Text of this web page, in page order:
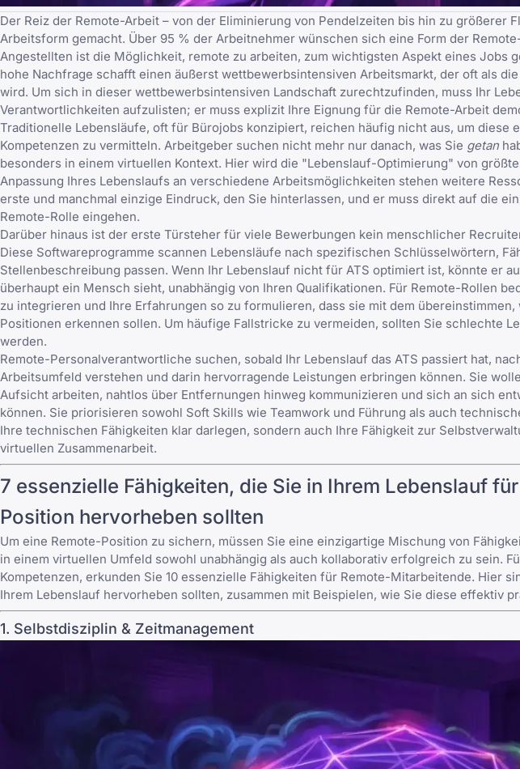
Der Reiz der Remote-Arbeit – von der Eliminierung von Pendelzeiten bis hin zu größerer
Arbeitsform gemacht. Über 95 % der Arbeitnehmer wünschen sich eine Form der
Angestellten ist die Möglichkeit, remote zu arbeiten, zum wichtigsten Aspekt eines Jobs
hohe Nachfrage schafft einen äußerst wettbewerbsintensiven Arbeitsmarkt, der oft als
wird. Um sich in dieser wettbewerbsintensiven Landschaft zurechtzufinden, muss Ihr
Verantwortlichkeiten aufzulisten; er muss explizit Ihre Eignung für die Remote-Arbeit
Traditionelle Lebensläufe, oft für Bürojobs konzipiert, reichen häufig nicht aus, um diese
Kompetenzen zu vermitteln. Arbeitgeber suchen nicht mehr nur danach, was Sie getan
besonders in einem virtuellen Kontext. Hier wird die "Lebenslauf-Optimierung" von
Anpassung Ihres Lebenslaufs an verschiedene Arbeitsmöglichkeiten stehen weitere
erste und manchmal einzige Eindruck, den Sie hinterlassen, und er muss direkt auf die
Remote-Rolle eingehen.
Darüber hinaus ist der erste Türsteher für viele Bewerbungen kein menschlicher
Diese Softwareprogramme scannen Lebensläufe nach spezifischen Schlüsselwörtern,
Stellenbeschreibung passen. Wenn Ihr Lebenslauf nicht für ATS optimiert ist, könnte er
überhaupt ein Mensch sieht, unabhängig von Ihren Qualifikationen. Für Remote-Rollen
zu integrieren und Ihre Erfahrungen so zu formulieren, dass sie mit dem
Positionen erkennen sollen. Um häufige Fallstricke zu vermeiden, sollten Sie schlechte
werden.
Remote-Personalverantwortliche suchen, sobald Ihr Lebenslauf das ATS passiert hat,
Arbeitsumfeld verstehen und darin hervorragende Leistungen erbringen können. Sie
Aufsicht arbeiten, nahtlos über Entfernungen hinweg kommunizieren und sich an sich
können. Sie priorisieren sowohl Soft Skills wie Teamwork und Führung als auch
Ihre technischen Fähigkeiten klar darlegen, sondern auch Ihre Fähigkeit zur
virtuellen Zusammenarbeit.
7 essenzielle Fähigkeiten, die Sie in Ihrem Lebenslauf
Position hervorheben sollten
Um eine Remote-Position zu sichern, müssen Sie eine einzigartige Mischung von
in einem virtuellen Umfeld sowohl unabhängig als auch kollaborativ erfolgreich zu sein.
Kompetenzen, erkunden Sie 10 essenzielle Fähigkeiten für Remote-Mitarbeitende. Hier
Ihrem Lebenslauf hervorheben sollten, zusammen mit Beispielen, wie Sie diese effektiv
1. Selbstdisziplin & Zeitmanagement